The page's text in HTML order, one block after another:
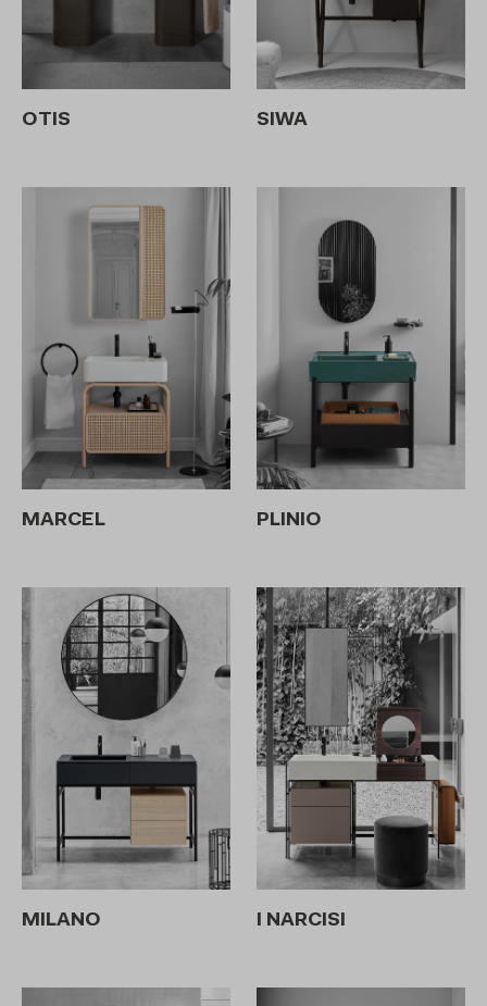
OTIS SIWA
MARCEL PLINIO
MILANO I NARCISI